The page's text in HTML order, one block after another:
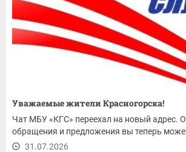
Уважаемые жители Красногорска!
Чат МБУ «КГС» переехал на новый адрес.
обращения и предложения вы теперь
31.07.2026